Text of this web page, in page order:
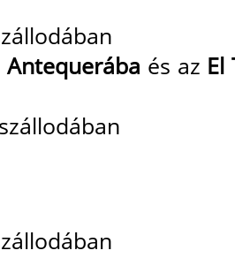
Antequerába és az El